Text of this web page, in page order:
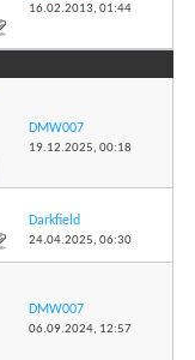
16.02.2013, 01:44
DMW007
19.12.2025, 00:18
Darkfield
24.04.2025, 06:30
DMW007
06.09.2024, 12:57